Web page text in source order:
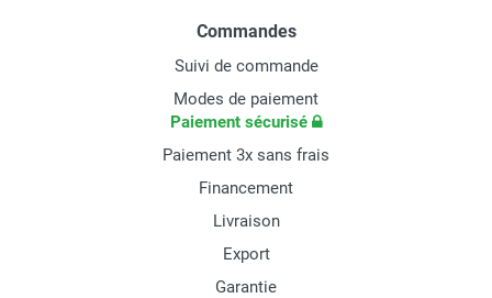
Commandes
Suivi de commande
Modes de paiement
Paiement sécurisé
Paiement 3x sans frais
Financement
Livraison
Export
Garantie